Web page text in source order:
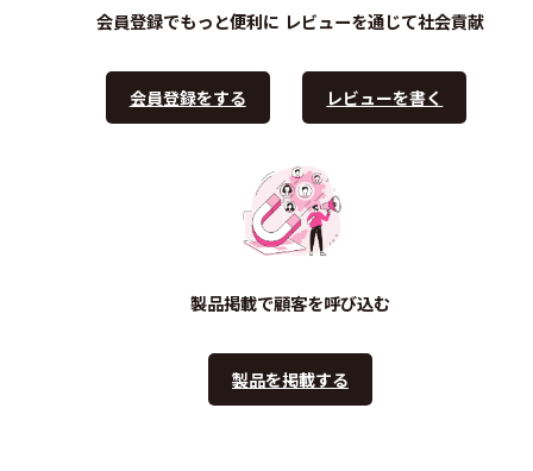
会員登録でもっと便利に
会員登録をする
レビューを通じて社会貢献
レビューを書く
製品掲載で顧客を呼び込む
製品を掲載する